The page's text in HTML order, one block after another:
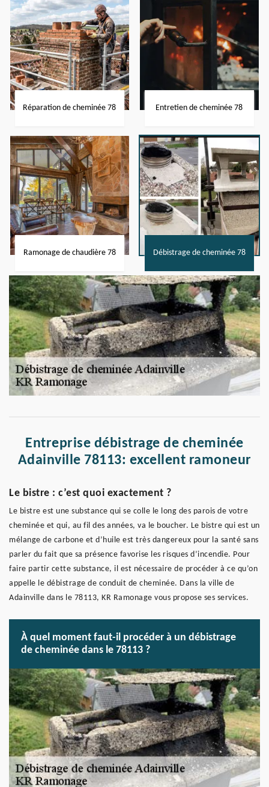
Réparation de cheminée 78 Entretien de cheminée 78
Ramonage de chaudière 78 Débistrage de cheminée 78
Entreprise débistrage de cheminée
Adainville 78113: excellent ramoneur
Le bistre : c’est quoi exactement ?
Le bistre est une substance qui se colle le long des parois de votre
cheminée et qui, au fil des années, va le boucher. Le bistre qui est un
mélange de carbone et d’huile est très dangereux pour la santé sans
parler du fait que sa présence favorise les risques d’incendie. Pour
faire partir cette substance, il est nécessaire de procéder à ce qu’on
appelle le débistrage de conduit de cheminée. Dans la ville de
Adainville dans le 78113, KR Ramonage vous propose ses services.
À quel moment faut-il procéder à un débistrage
de cheminée dans le 78113 ?